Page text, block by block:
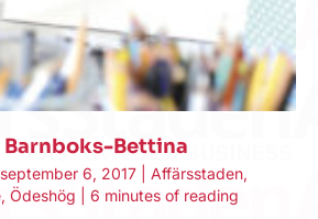
Bettina
september 6, 2017 Affärsstaden,
, Ödeshög 6 minutes of reading